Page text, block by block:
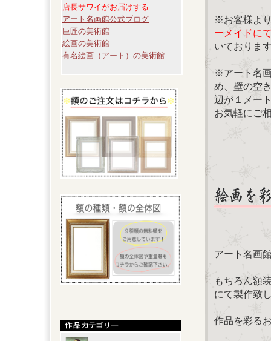
店長サワイがお届けする
アート名画館公式ブログ
巨匠の美術館
絵画の美術館
有名絵画（アート）の美術館
※お客様よ
ーメイドに
いておりま
※アート名
め、壁の空
辺が１メー
お気軽にご
アート名画
もちろん額
にて製作致
作品を彩る